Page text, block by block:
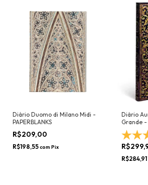
Diário Duomo di Milano Midi -
PAPERBLANKS
R$209,00
R$198,55com Pix
Diário
Grande -
R$284,91